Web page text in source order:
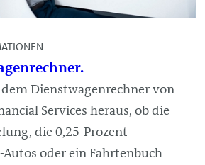
Dienstwagenrechner von
Services heraus, ob die
die 0,25-Prozent-
Autos oder ein Fahrtenbuch